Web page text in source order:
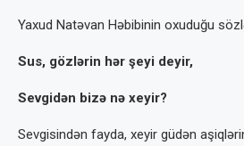
Yaxud Natəvan Həbibinin oxuduğu
Sus, gözlərin hər şeyi deyir,
Sevgidən bizə nə xeyir?
Sevgisindən fayda, xeyir güdən